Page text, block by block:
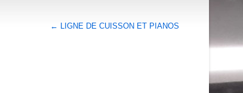
← LIGNE DE CUISSON ET PIANOS